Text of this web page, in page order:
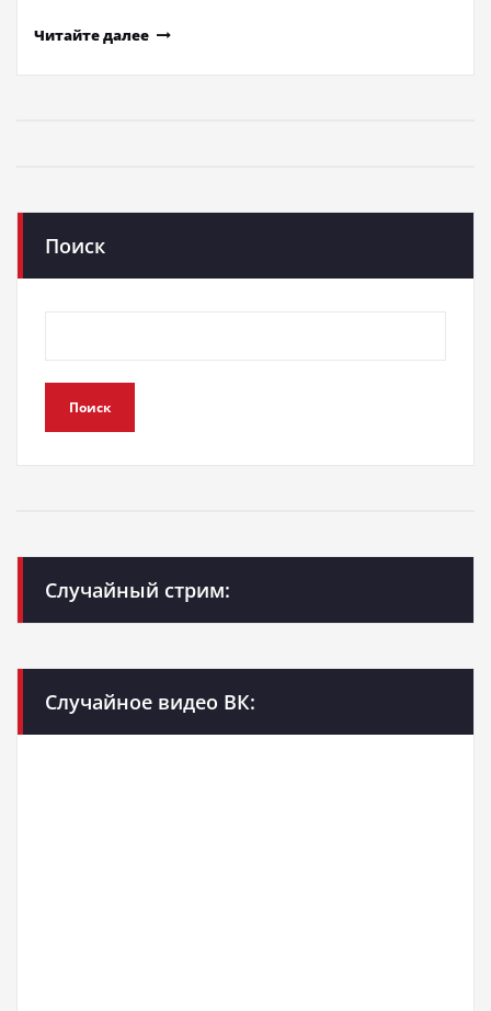
Читайте далее
Поиск
Поиск
Случайный стрим:
Случайное видео ВК: